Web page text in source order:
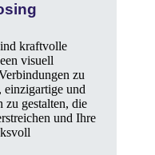
kraftvolle
visuell
zu
einzigartige und
zu gestalten, die
und Ihre